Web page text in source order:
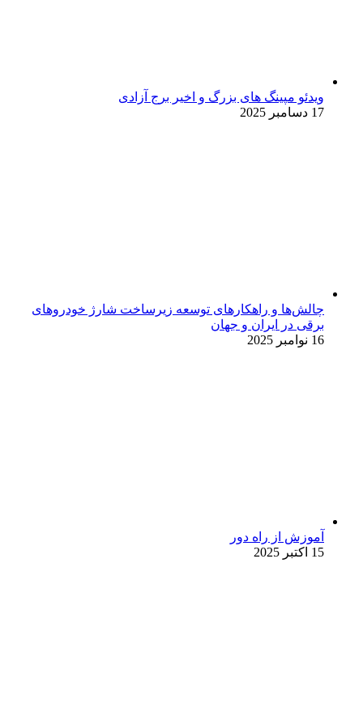
ویدئو مپینگ های بزرگ و اخیر برج آزادی
17 دسامبر 2025
چالش‌ها و راهکارهای توسعه زیرساخت شارژ خودروهای
برقی در ایران و جهان
16 نوامبر 2025
آموزش از راه دور
15 اکتبر 2025